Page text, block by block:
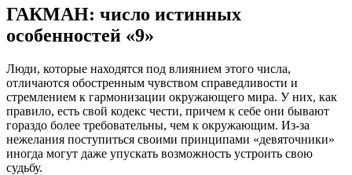
ГАКМАН: число истинных
особенностей «9»
Люди, которые находятся под влиянием этого числа,
отличаются обостренным чувством справедливости и
стремлением к гармонизации окружающего мира. У них, как
правило, есть свой кодекс чести, причем к себе они бывают
гораздо более требовательны, чем к окружающим. Из-за
нежелания поступиться своими принципами «девяточники»
иногда могут даже упускать возможность устроить свою
судьбу.